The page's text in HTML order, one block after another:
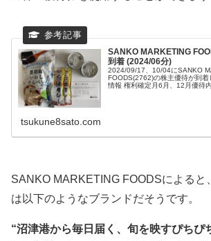
SANKO MARKETING
到着 (2024/06分)
2024/09/17、10/04にSANKO
FOODS(2762)の株主優待が到
情報 権利確定月6月、12月優待
tsukune8sato.com
SANKO MARKETING FOODSによると、
は以下のようなブランドだそうです。
“沼津港から毎日届く、旬を映すぴちぴ